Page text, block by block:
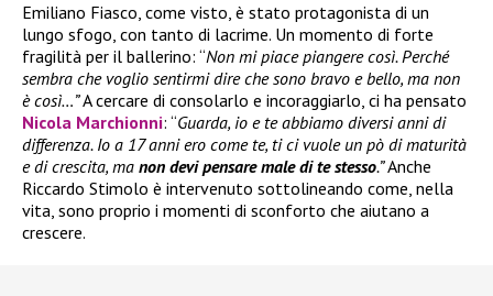
Emiliano Fiasco, come visto, è stato protagonista di un
lungo sfogo, con tanto di lacrime. Un momento di forte
fragilità per il ballerino: “Non mi piace piangere così. Perché
sembra che voglio sentirmi dire che sono bravo e bello, ma non
è così…”A cercare di consolarlo e incoraggiarlo, ci ha pensato
Nicola Marchionni: “Guarda, io e te abbiamo diversi anni di
differenza. Io a 17 anni ero come te, ti ci vuole un pò di maturità
e di crescita, ma non devi pensare male di te stesso.”Anche
Riccardo Stimolo è intervenuto sottolineando come, nella
vita, sono proprio i momenti di sconforto che aiutano a
crescere.